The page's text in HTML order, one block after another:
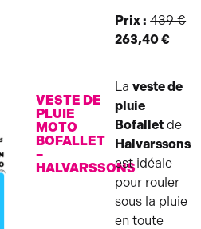
Prix : 439 €
263,40 €
VESTE DE
PLUIE
MOTO
BOFALLET
–
HALVARSSONS
Laveste de
pluie
Bofallet de
Halvarssons
est idéale
pour rouler
sous la pluie
en toute